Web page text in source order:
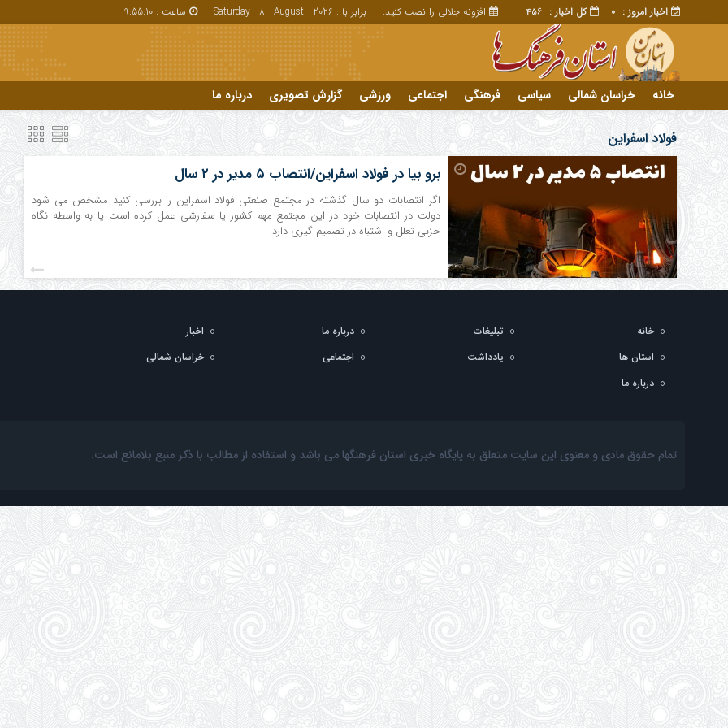
کل اخبار : 456 اخبار امروز : 0 افزونه جلالی را نصب کنید. برابر با : Saturday - 8 - August - 2026 ساعت : 9:55:11
خانه خراسان شمالی سیاسی فرهنگی اجتماعی ورزشی گزارش تصویری درباره ما
تبلیغات درباره ما
فولاد اسفراین
برو بیا در فولاد اسفراین/انتصاب ۵ مدیر در ۲ سال
اگر انتصابات دو سال گذشته در مجتمع صنعتی فولاد اسفراین را بررسی کنید مشخص می شود
دولت در انتصابات خود در این مجتمع مهم کشور یا سفارشی عمل کرده است یا به واسطه نگاه
حزبی تعلل و اشتباه در تصمیم گیری دارد.
خانه تبلیغات درباره ما
اخبار
استان ها
یادداشت اجتماعی
خراسان شمالی
درباره ما
تمام حقوق مادی و معنوی این سایت متعلق به پایگاه خبری استان فرهنگها می باشد و استفاده از مطالب با ذکر منبع بلامانع است.